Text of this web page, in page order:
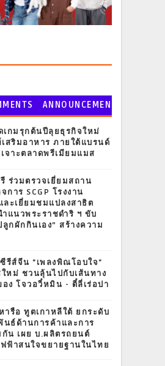
ANNOUNCEMEN
T
ดเกมรุกต้นปีลุยธุรกิจใหม่
สริมอาหาร ภายใต้แบรนด์
เจาะตลาดพรีเมียมแมส
ร่วมตรวจเยี่ยมสถาน
การ SCGP โรงงาน
ละเยี่ยมชมแปลงสาธิต
แนวพระราชดำริ ฯ ขับ
กผักกินเอง” สร้างความ
รีส์จีน "เพลงพิณโอบใจ"
หม่ ชวนลุ้นไปกับเส้นทาง
ง โจวอวี๋หมิน - ตี๋ลี่เร่อปา
ารือ ทูตเกาหลีใต้ ยกระดับ
นธ์ด้านการค้าและการ
น เผย บ.ผลิตรถยนต์
ฟ้าสนใจขยายฐานในไทย